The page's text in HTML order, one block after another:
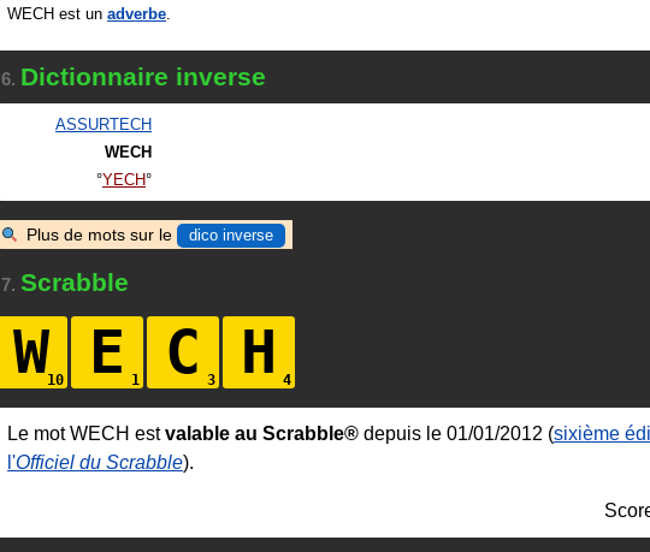
WECH est un adverbe.
6. Dictionnaire inverse
ASSURTECH
WECH
YECH
Plus de mots sur le dico inverse
7. Scrabble
W E C H
Le mot WECH estvalable au Scrabble® depuis le 01/01/2012 (sixième
l'Officiel du Scrabble).